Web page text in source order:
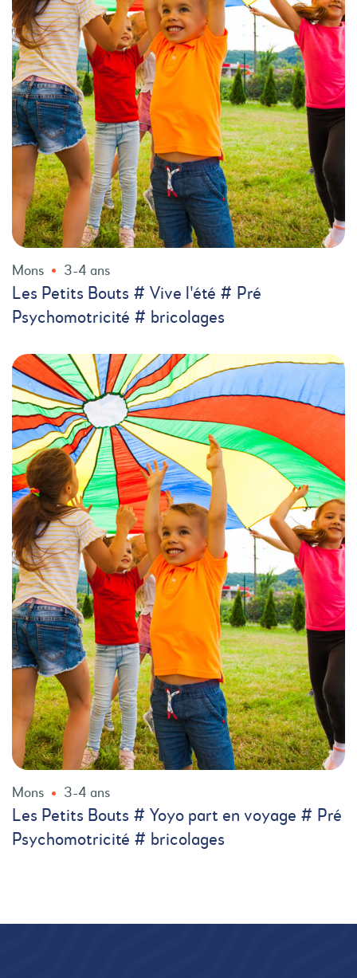
Mons 3-4 ans
Les Petits Bouts # Vive l'été # Pré
Psychomotricité # bricolages
Mons 3-4 ans
Les Petits Bouts # Yoyo part en voyage # Pré
Psychomotricité # bricolages